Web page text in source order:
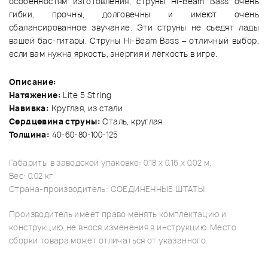
гибки, прочны, долговечны и имеют очень
сбалансированное звучание. Эти струны не съедят лады
вашей бас-гитары. Струны Hi-Beam Bass – отличный выбор,
если вам нужна яркость, энергия и лёгкость в игре.
Описание:
Натяжение: Lite 5 String
Навивка: Круглая, из стали
Сердцевина струны: Cталь, круглая
Толщина: 40-60-80-100-125
Габариты в заводской упаковке: 0.18 x 0.16 x 0.02 м.
Вес: 0.02 кг
Страна-производитель: СОЕДИНЕННЫЕ ШТАТЫ
Производитель имеет право менять комплектацию и
конструкцию, не внося изменения в инструкцию. Место
сборки товара может отличаться от указанного.